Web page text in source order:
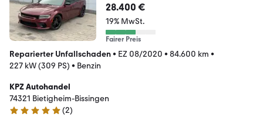
28.400 €
19% MwSt.
Fairer Preis
Reparierter Unfallschaden• EZ 08/2020 • 84.600 km •
227 kW (309 PS) • Benzin
KPZ Autohandel
74321 Bietigheim-Bissingen
4.8 Sterne
(2)